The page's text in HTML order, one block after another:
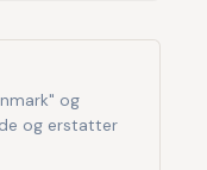
og
og erstatter